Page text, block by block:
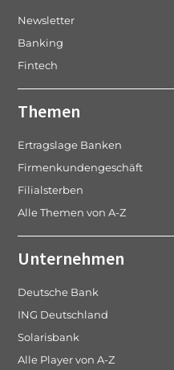
Newsletter
Banking
Fintech
Themen
Ertragslage Banken
Firmenkundengeschäft
Filialsterben
Alle Themen von A-Z
Unternehmen
Deutsche Bank
ING Deutschland
Solarisbank
Alle Player von A-Z